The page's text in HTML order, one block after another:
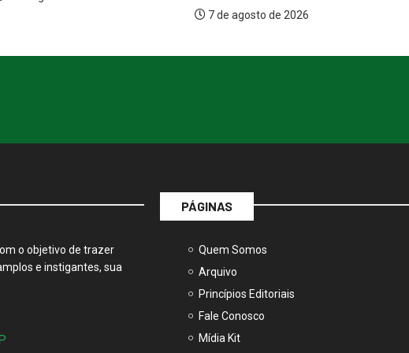
7 de agosto de 2026
o objetivo de trazer
e instigantes, sua
PÁGINAS
Quem Somos
Arquivo
Princípios Editoriais
Fale Conosco
Mídia Kit